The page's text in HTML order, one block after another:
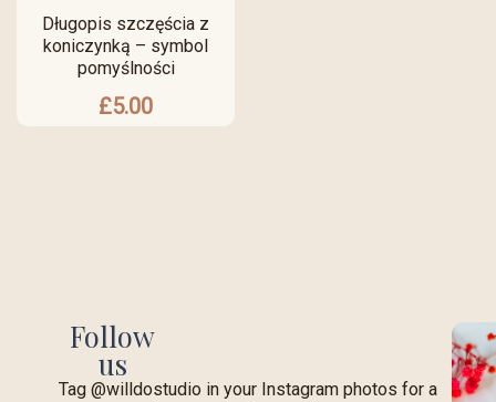
Długopis szczęścia z
koniczynką – symbol
pomyślności
£5.00
Follow
us
Tag @willdostudio in your Instagram photos for a